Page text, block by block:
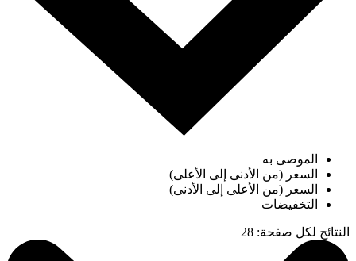
الموصى به
السعر (من الأدنى إلى الأعلى)
السعر (من الأعلى إلى الأدنى)
التخفيضات
النتائج لكل صفحة:
28